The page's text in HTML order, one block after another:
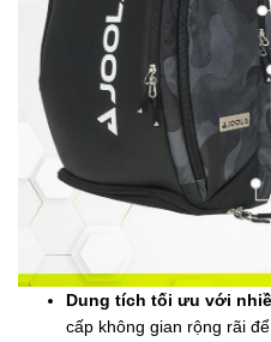
Dung tích tối ưu với
cấp không gian rộng rãi